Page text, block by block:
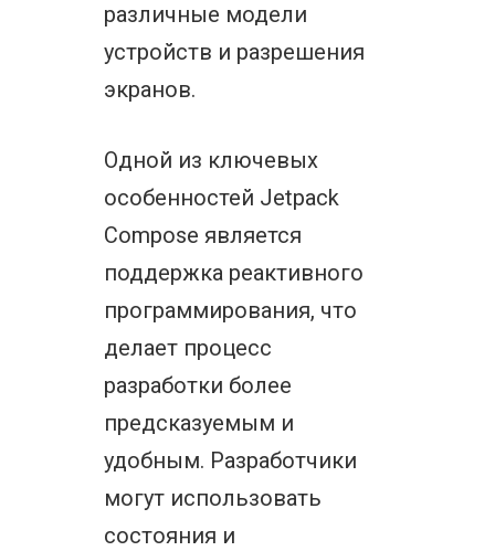
различные модели
устройств и разрешения
экранов.
Одной из ключевых
особенностей Jetpack
Compose является
поддержка реактивного
программирования, что
делает процесс
разработки более
предсказуемым и
удобным. Разработчики
могут использовать
состояния и